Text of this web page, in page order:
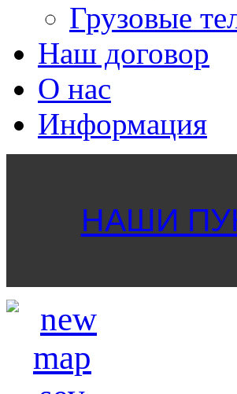
Грузовые
Наш договор
О нас
Информация
НАШИ